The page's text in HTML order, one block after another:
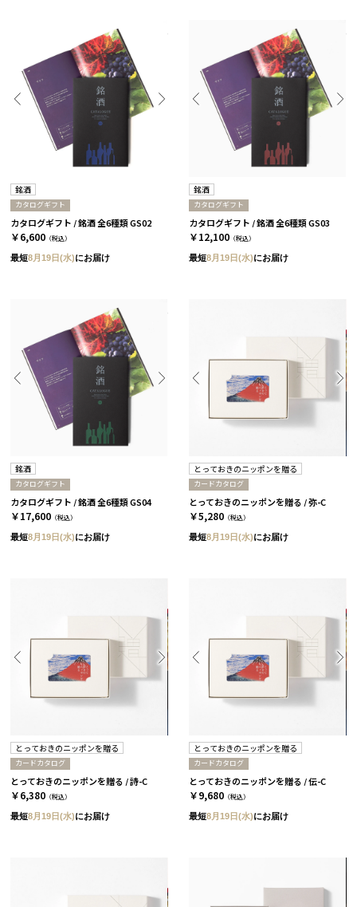
銘酒
カタログギフト
カタログギフト / 銘酒 全6種類 GS02
￥6,600 （税込）
最短8月19日(水)にお届け
銘酒
カタログギフト
カタログギフト / 銘酒 全6種類 GS03
￥12,100 （税込）
最短8月19日(水)にお届け
銘酒
カタログギフト
カタログギフト / 銘酒 全6種類 GS04
￥17,600 （税込）
最短8月19日(水)にお届け
とっておきのニッポンを贈る
カードカタログ
とっておきのニッポンを贈る / 弥-C
￥5,280 （税込）
最短8月19日(水)にお届け
とっておきのニッポンを贈る
カードカタログ
とっておきのニッポンを贈る / 詩-C
￥6,380 （税込）
最短8月19日(水)にお届け
とっておきのニッポンを贈る
カードカタログ
とっておきのニッポンを贈る / 伝-C
￥9,680 （税込）
最短8月19日(水)にお届け